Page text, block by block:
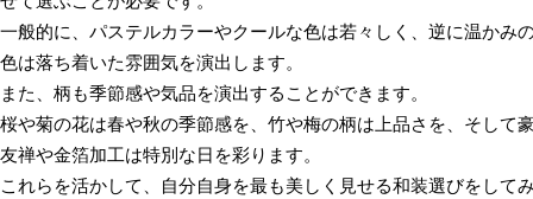
一般的に、パステルカラーやクールな色は若々しく、逆に温かみ
色は落ち着いた雰囲気を演出します。
また、柄も季節感や気品を演出することができます。
桜や菊の花は春や秋の季節感を、竹や梅の柄は上品さを、そして
友禅や金箔加工は特別な日を彩ります。
これらを活かして、自分自身を最も美しく見せる和装選びをして